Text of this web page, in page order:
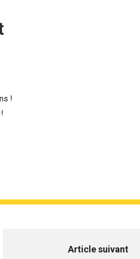
!
Article suivant